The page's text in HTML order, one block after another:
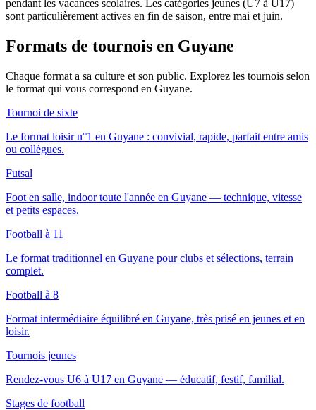
pendant les vacances scolaires. Les catégories jeunes (U7 à U17)
sont particulièrement actives en fin de saison, entre mai et juin.
Formats de tournois en Guyane
Chaque format a sa culture et son public. Explorez les tournois selon
le format qui vous correspond en Guyane.
Tournoi de sixte
Le format loisir n°1 en Guyane : convivial, rapide, parfait entre amis
ou collègues.
Futsal
Foot en salle, indoor toute l'année en Guyane — technique, vitesse
et petits espaces.
Football à 11
Le format traditionnel en Guyane pour clubs et sélections, terrain
complet.
Football à 8
Format intermédiaire équilibré en Guyane, très prisé en jeunes et en
loisir.
Tournois jeunes
Rendez-vous U6 à U17 en Guyane — éducatif, festif, familial.
Stages de football